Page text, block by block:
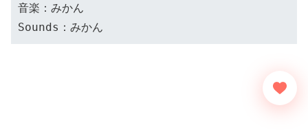
音楽：みかん
Sounds：みかん